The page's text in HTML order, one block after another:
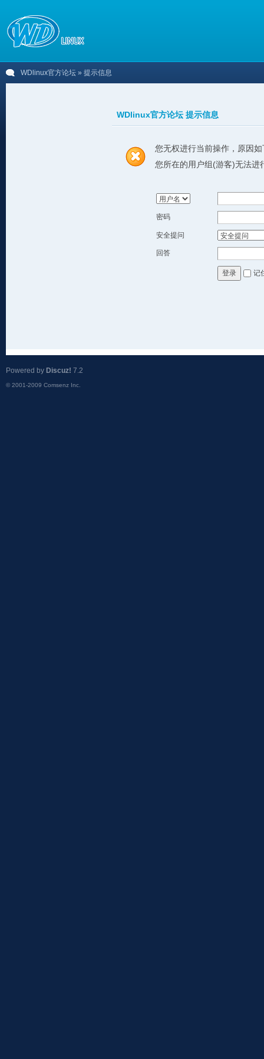
WDlinux官方论坛 » 提示信息
WDlinux官方论坛 提示信息
您无权进行当前操作，原因如
您所在的用户组(游客)无法进
密码
安全提问
回答
登录 记
Powered by Discuz! 7.2
© 2001-2009 Comsenz Inc.